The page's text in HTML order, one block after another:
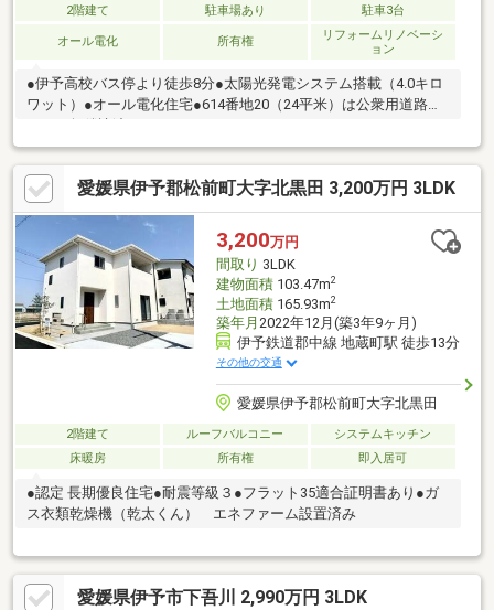
2階建て 駐車場あり 駐車3台
オール電化 所有権
リフォームリノベーシ
ョン
●伊予高校バス停より徒歩8分●太陽光発電システム搭載（4.0キロ
ワット）●オール電化住宅●614番地20（24平米）は公衆用道路と
愛媛県伊予郡松前町大字北黒田 3,200万円 3LDK
3,200万円
間取り 3LDK
建物面積103.47m2
土地面積165.93m2
築年月 2022年12月(築3年9ヶ月)
伊予鉄道郡中線 地蔵町駅 徒歩13分
その他の交通
愛媛県伊予郡松前町大字北黒田
2階建て ルーフバルコニー
システムキッチン
床暖房
所有権 即入居可
●認定 長期優良住宅●耐震等級３●フラット35適合証明書あり●ガ
ス衣類乾燥機（乾太くん） エネファーム設置済み
愛媛県伊予市下吾川 2,990万円 3LDK